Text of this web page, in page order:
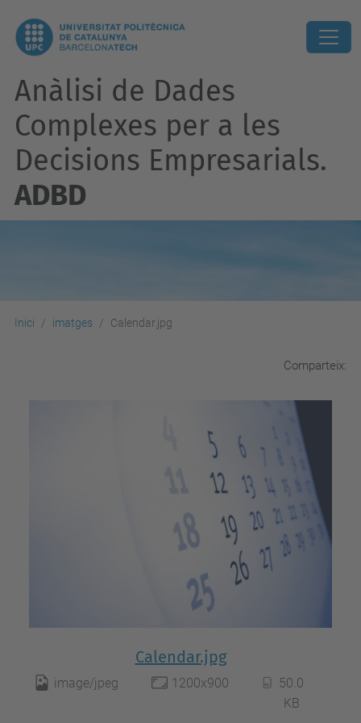
Anàlisi de Dades
Complexes per a les
Decisions Empresarials.
ADBD
Inici imatges Calendar.jpg
Comparteix:
Calendar.jpg
image/jpeg 1200x900
50.0
KB